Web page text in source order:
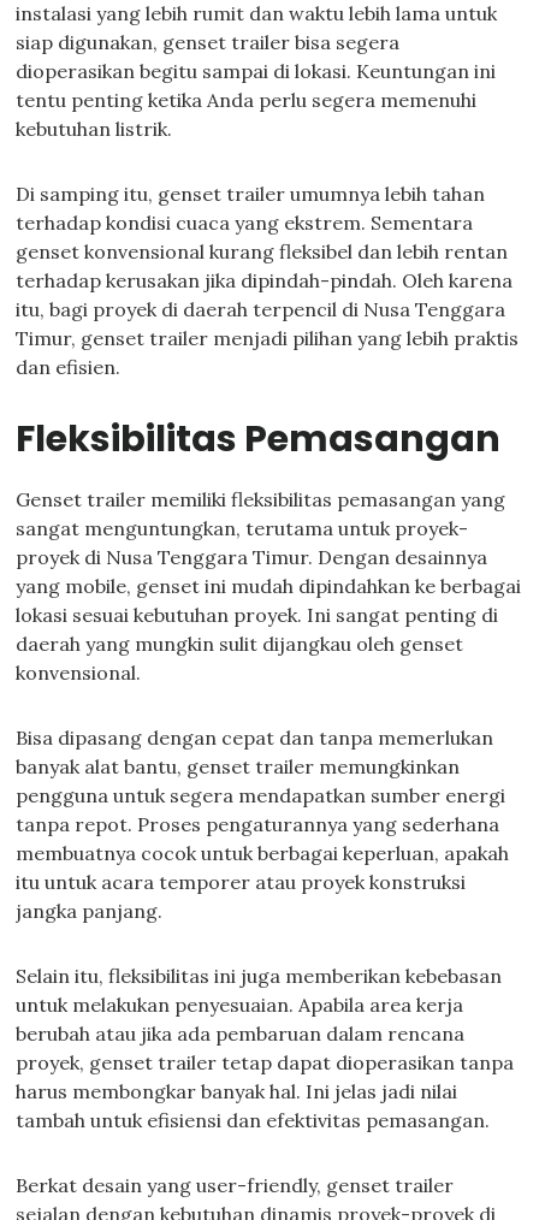
instalasi yang lebih rumit dan waktu lebih lama untuk
siap digunakan, genset trailer bisa segera
dioperasikan begitu sampai di lokasi. Keuntungan ini
tentu penting ketika Anda perlu segera memenuhi
kebutuhan listrik.
Di samping itu, genset trailer umumnya lebih tahan
terhadap kondisi cuaca yang ekstrem. Sementara
genset konvensional kurang fleksibel dan lebih rentan
terhadap kerusakan jika dipindah-pindah. Oleh karena
itu, bagi proyek di daerah terpencil di Nusa Tenggara
Timur, genset trailer menjadi pilihan yang lebih praktis
dan efisien.
Fleksibilitas Pemasangan
Genset trailer memiliki fleksibilitas pemasangan yang
sangat menguntungkan, terutama untuk proyek-
proyek di Nusa Tenggara Timur. Dengan desainnya
yang mobile, genset ini mudah dipindahkan ke berbagai
lokasi sesuai kebutuhan proyek. Ini sangat penting di
daerah yang mungkin sulit dijangkau oleh genset
konvensional.
Bisa dipasang dengan cepat dan tanpa memerlukan
banyak alat bantu, genset trailer memungkinkan
pengguna untuk segera mendapatkan sumber energi
tanpa repot. Proses pengaturannya yang sederhana
membuatnya cocok untuk berbagai keperluan, apakah
itu untuk acara temporer atau proyek konstruksi
jangka panjang.
Selain itu, fleksibilitas ini juga memberikan kebebasan
untuk melakukan penyesuaian. Apabila area kerja
berubah atau jika ada pembaruan dalam rencana
proyek, genset trailer tetap dapat dioperasikan tanpa
harus membongkar banyak hal. Ini jelas jadi nilai
tambah untuk efisiensi dan efektivitas pemasangan.
Berkat desain yang user-friendly, genset trailer
sejalan dengan kebutuhan dinamis proyek-proyek di